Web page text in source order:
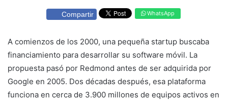
Compartir WhatsApp
A comienzos de los 2000, una pequeña startup buscaba
financiamiento para desarrollar su software móvil. La
propuesta pasó por Redmond antes de ser adquirida por
Google en 2005. Dos décadas después, esa plataforma
funciona en cerca de 3.900 millones de equipos activos en